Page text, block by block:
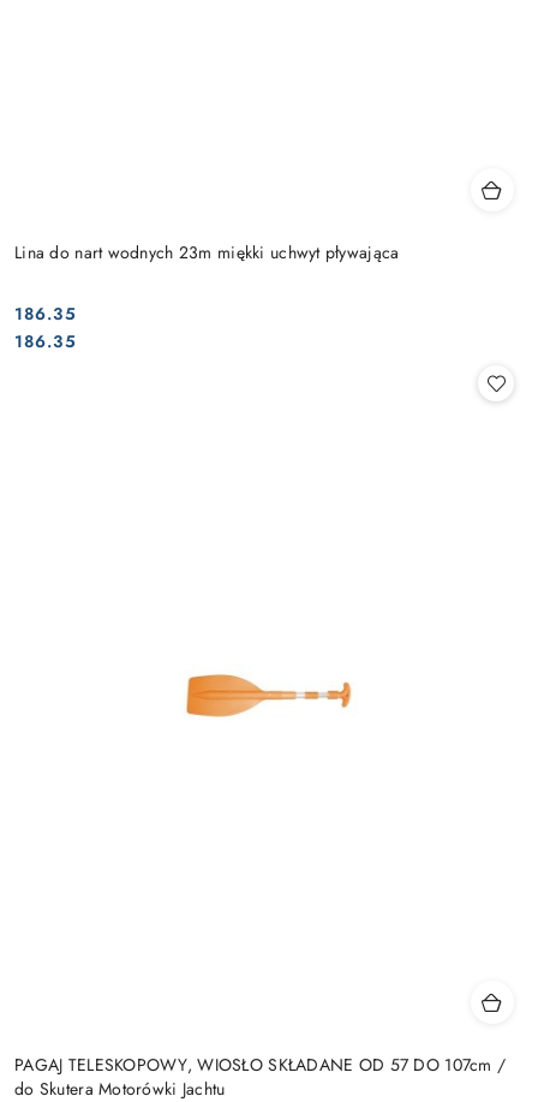
Lina do nart wodnych 23m miękki uchwyt pływająca
Cena:
186.35
Cena:
186.35
PAGAJ TELESKOPOWY, WIOSŁO SKŁADANE OD 57 DO 107cm /
do Skutera Motorówki Jachtu